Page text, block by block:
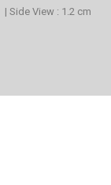
| Side View : 1.2 cm